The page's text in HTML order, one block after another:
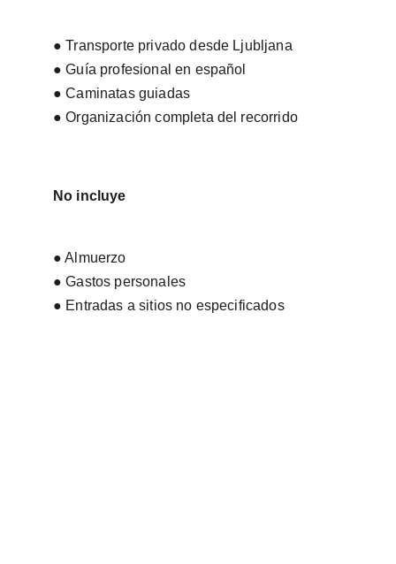
● Transporte privado desde Ljubljana
● Guía profesional en español
● Caminatas guiadas
● Organización completa del recorrido
No incluye
● Almuerzo
● Gastos personales
● Entradas a sitios no especificados